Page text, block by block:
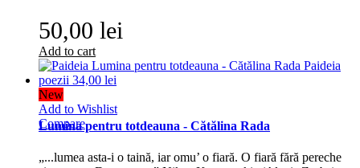
50,00 lei
Add to cart
New
Add to Wishlist
Compare
Lumina pentru totdeauna - Cătălina Rada
„...lumea asta-i o taină, iar omu’ o fiară. O fiară fără pereche